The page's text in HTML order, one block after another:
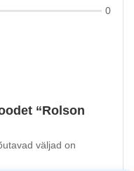
0
“Rolson
väljad on